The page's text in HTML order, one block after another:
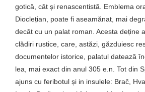
gotică, cât și renascentistă. Emblema
Dioclețian, poate fi aseamănat, mai
decât cu un palat roman. Acesta deține
clădiri rustice, care, astăzi, găzduiesc
documentelor istorice, palatul datează
lea, mai exact din anul 305 e.n. Tot din
ajuns cu feribotul și in insulele: Brač,